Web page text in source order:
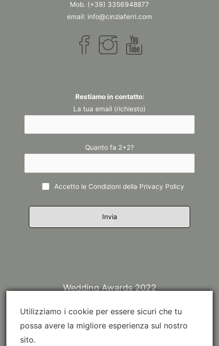
Mob. (+39) 3356948877
email: info@cinziaferri.com
Restiamo in contatto:
La tua email (richiesto)
Quanto fa 2+2?
Accetto le Condizioni della Privacy Policy
Wedding Awards 2022
Utilizziamo i cookie per essere sicuri che tu
possa avere la migliore esperienza sul nostro
sito.